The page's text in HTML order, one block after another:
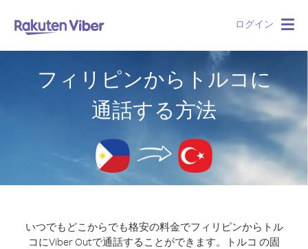
ログイン
フィリピンからトルコに
通話する方法
いつでもどこからでも格安の料金でフィリピンからトル
コにViber Outで通話することができます。
トルコ の固